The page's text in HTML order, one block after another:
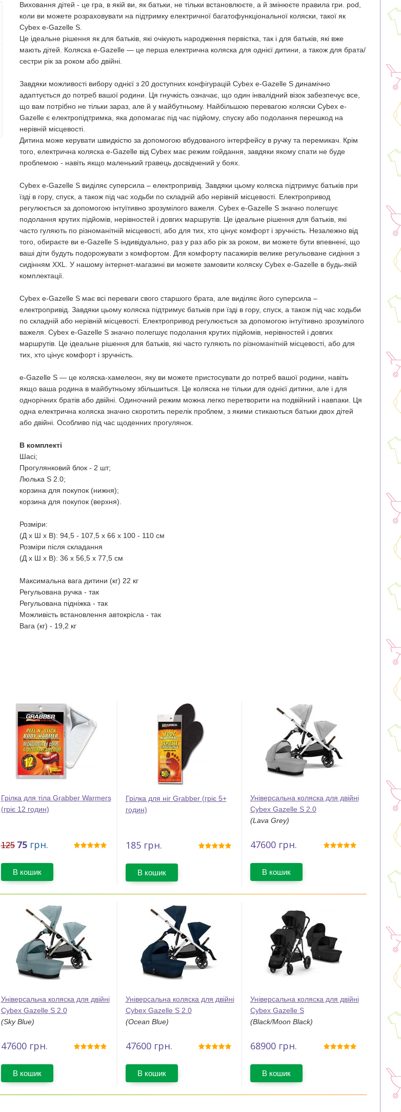
Виховання дітей - це гра, в якій ви, як батьки, не тільки встановлюєте, а й змінюєте правила гри. pod,
коли ви можете розраховувати на підтримку електричної багатофункціональної коляски, такої як
Cybex e-Gazelle S.
Це ідеальне рішення як для батьків, які очікують народження первістка, так і для батьків, які вже
мають дітей. Коляска e-Gazelle — це перша електрична коляска для однієї дитини, а також для брата/
сестри рік за роком або двійні.
Завдяки можливості вибору однієї з 20 доступних конфігурацій Cybex e-Gazelle S динамічно
адаптується до потреб вашої родини. Ця гнучкість означає, що один інвалідний візок забезпечує все,
що вам потрібно не тільки зараз, але й у майбутньому. Найбільшою перевагою коляски Cybex e-
Gazelle є електропідтримка, яка допомагає під час підйому, спуску або подолання перешкод на
нерівній місцевості.
Дитина може керувати швидкістю за допомогою вбудованого інтерфейсу в ручку та перемикач. Крім
того, електрична коляска e-Gazelle від Cybex має режим гойдання, завдяки якому спати не буде
проблемою - навіть якщо маленький гравець досвідчений у боях.
Cybex e-Gazelle S виділяє суперсила – електропривід. Завдяки цьому коляска підтримує батьків при
їзді в гору, спуск, а також під час ходьби по складній або нерівній місцевості. Електропривод
регулюється за допомогою інтуїтивно зрозумілого важеля. Cybex e-Gazelle S значно полегшує
подолання крутих підйомів, нерівностей і довгих маршрутів. Це ідеальне рішення для батьків, які
часто гуляють по різноманітній місцевості, або для тих, хто цінує комфорт і зручність. Незалежно від
того, обираєте ви e-Gazelle S індивідуально, раз у раз або рік за роком, ви можете бути впевнені, що
ваші діти будуть подорожувати з комфортом. Для комфорту пасажирів велике регульоване сидіння з
сидінням XXL. У нашому інтернет-магазині ви можете замовити коляску Cybex e-Gazelle в будь-якій
комплектації.
Cybex e-Gazelle S має всі переваги свого старшого брата, але виділяє його суперсила –
електропривід. Завдяки цьому коляска підтримує батьків при їзді в гору, спуск, а також під час ходьби
по складній або нерівній місцевості. Електропривод регулюється за допомогою інтуїтивно зрозумілого
важеля. Cybex e-Gazelle S значно полегшує подолання крутих підйомів, нерівностей і довгих
маршрутів. Це ідеальне рішення для батьків, які часто гуляють по різноманітній місцевості, або для
тих, хто цінує комфорт і зручність.
e-Gazelle S — це коляска-хамелеон, яку ви можете пристосувати до потреб вашої родини, навіть
якщо ваша родина в майбутньому збільшиться. Це коляска не тільки для однієї дитини, але і для
однорічних братів або двійні. Одиночний режим можна легко перетворити на подвійний і навпаки. Ця
одна електрична коляска значно скоротить перелік проблем, з якими стикаються батьки двох дітей
або двійні. Особливо під час щоденних прогулянок.
В комплекті
Шасі;
Прогулянковий блок - 2 шт;
Люлька S 2.0;
корзина для покупок (нижня);
корзина для покупок (верхня).
Розміри:
(Д x Ш x В): 94,5 - 107,5 x 66 x 100 - 110 см
Розміри після складання
(Д x Ш x В): 36 x 56,5 x 77,5 см
Максимальна вага дитини (кг) 22 кг
Регульована ручка - так
Регульована підніжка - так
Можливість встановлення автокрісла - так
Вага (кг) - 19,2 кг
Грілка для тіла Grabber Warmers
(гріє 12 годин)
125 75 грн.
В кошик
Грілка для ніг Grabber (гріє 5+
годин)
185грн.
В кошик
Універсальна коляска для двійні
Cybex Gazelle S 2.0
(Lava Grey)
47600грн.
В кошик
Універсальна коляска для двійні
Cybex Gazelle S 2.0
(Sky Blue)
47600грн.
В кошик
Універсальна коляска для двійні
Cybex Gazelle S 2.0
(Ocean Blue)
47600грн.
В кошик
Універсальна коляска для двійні
Cybex Gazelle S
(Black/Moon Black)
68900грн.
В кошик